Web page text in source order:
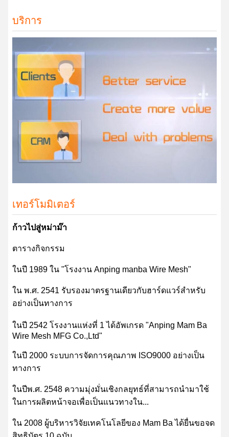
บริการ
เทอร์โมมิเตอร์
ก้าวไปสู่หม่าม๊า
ตารางกิจกรรม
ในปี 1989 ใน "โรงงาน Anping manba Wire Mesh"
ใน พ.ศ. 2541 รับรองมาตรฐานเดียวกับฮาร์ดแวร์สำหรับ
อย่างเป็นทางการ
ในปี 2542 โรงงานแห่งที่ 1 ได้อัพเกรด "Anping Mam Ba
Wire Mesh MFG Co.,Ltd"
ในปี 2000 ระบบการจัดการคุณภาพ ISO9000 อย่างเป็น
ทางการ
ในปีพ.ศ. 2548 ความมุ่งมั่นเชิงกลยุทธ์ที่สามารถนำมาใช้
ในการผลิตหน้าจอเพื่อเป็นแนวทางใน...
ใน 2008 ผู้บริหารวิจัยเทคโนโลยีของ Mam Ba ได้ยื่นขอจด